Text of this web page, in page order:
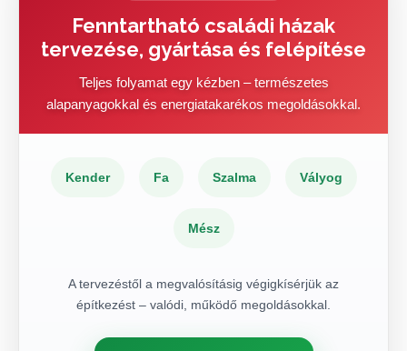
Fenntartható családi házak
tervezése, gyártása és felépítése
Teljes folyamat egy kézben – természetes
alapanyagokkal és energiatakarékos megoldásokkal.
Kender Fa Szalma Vályog
Mész
A tervezéstől a megvalósításig végigkísérjük az
építkezést – valódi, működő megoldásokkal.